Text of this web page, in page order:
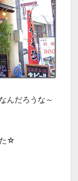
んだろうな～
た☆